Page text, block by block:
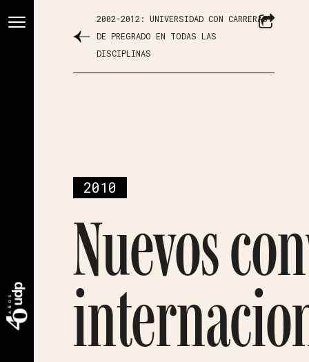
2002-2012: UNIVERSIDAD CON CARRERAS
DE PREGRADO EN TODAS LAS
DISCIPLINAS
2010
Nuevos